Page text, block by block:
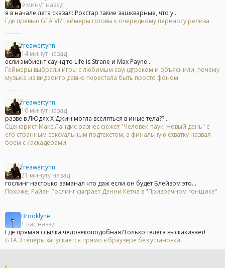
9 минут назад
я в начале лета сказал: Рокстар такие зашкварные, что у...
Где превью GTA VI? Геймеры готовы к очередному переносу релиза
freawertyhn
14 минут назад
если эмбиент саунд то Life is Strane и Max Payne...
Геймеры выбрали игры с любимым саундтреком и объяснили, почему
музыка из видеоигр давно перестала быть просто фоном
freawertyhn
16 минут назад
разве в ЛЮдях Х Джин могла вселяться в иные тела??...
Сценарист Макс Ландис разнёс сюжет "Человек-паук: Новый день" с
его странным сексуальным подтекстом, а финальную схватку назвал
боем с каскадёрами
freawertyhn
21 минуту назад
гослинг настоько заманал что даж если он будет Блейзом это...
Похоже, Райан Гослинг сыграет Дэнни Кетча в "Призрачном гонщике"
Brooklyne
1 час назад
Где прямая ссылка человекоподобная?Только телега выскакивает!
GTA 3 теперь запускается прямо в браузере без установки